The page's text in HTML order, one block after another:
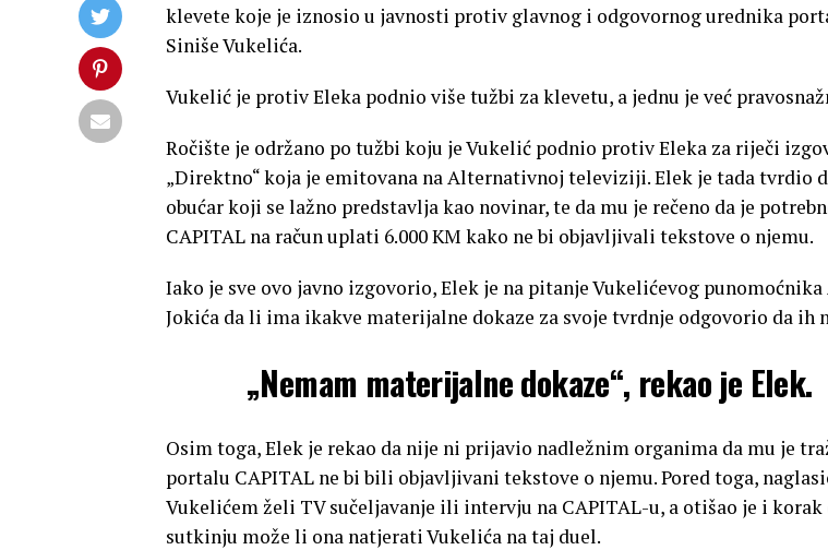
klevete koje je iznosio u javnosti protiv glavnog i odgovornog urednika
Siniše Vukelića.
Vukelić je protiv Eleka podnio više tužbi za klevetu, a jednu je već
Ročište je održano po tužbi koju je Vukelić podnio protiv Eleka za riječi
„Direktno“ koja je emitovana na Alternativnoj televiziji. Elek je tada tvrdio
obućar koji se lažno predstavlja kao novinar, te da mu je rečeno da je
CAPITAL na račun uplati 6.000 KM kako ne bi objavljivali tekstove o njemu.
Iako je sve ovo javno izgovorio, Elek je na pitanje Vukelićevog
Jokića da li ima ikakve materijalne dokaze za svoje tvrdnje odgovorio da ih
„Nemam materijalne dokaze“, rekao je Elek.
Osim toga, Elek je rekao da nije ni prijavio nadležnim organima da mu je
portalu CAPITAL ne bi bili objavljivani tekstove o njemu. Pored toga,
Vukelićem želi TV sučeljavanje ili intervju na CAPITAL-u, a otišao je i
sutkinju može li ona natjerati Vukelića na taj duel.